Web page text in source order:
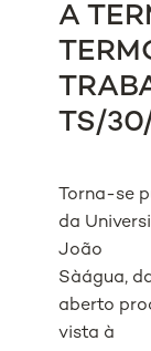
A
TS/
Torna-se
da
João
Sàágua,
aberto
vista à